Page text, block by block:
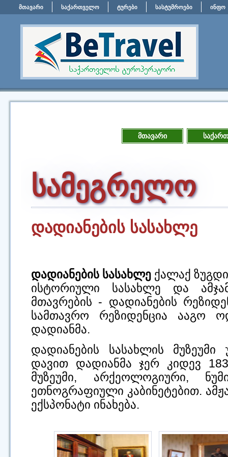
მთავარი საქართველო ტურები სასტუმროები ინფო
მთავარი
სამეგრელო
დადიანების სასახლე
დადიანების სასახლე ქალაქ
ისტორიული სასახლე და
მთავრების - დადიანების
სამთავრო რეზიდენცია ააგო
დადიანმა.
დადიანების სასახლის
დავით დადიანმა ჯერ კიდევ
მუზეუმი, არქეოლოგიური,
ეთნოგრაფიული კაბინეტებით.
ექსპონატი ინახება.